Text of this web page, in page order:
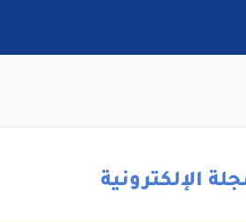
الإلكترونية